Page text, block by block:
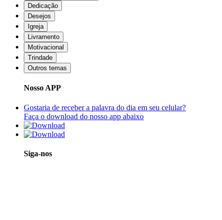
Dedicação
Desejos
Igreja
Livramento
Motivacional
Trindade
Outros temas
Nosso APP
Gostaria de receber a palavra do dia em seu celular?
Faça o download do nosso app abaixo
Siga-nos